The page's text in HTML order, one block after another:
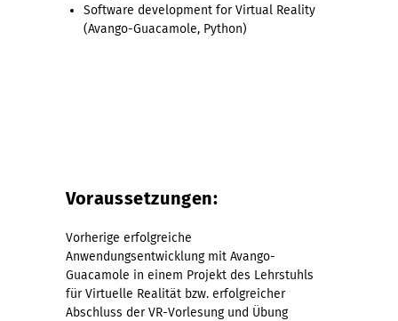
Software development for Virtual Reality
(Avango-Guacamole, Python)
Voraussetzungen:
Vorherige erfolgreiche
Anwendungsentwicklung mit Avango-
Guacamole in einem Projekt des Lehrstuhls
für Virtuelle Realität bzw. erfolgreicher
Abschluss der VR-Vorlesung und Übung